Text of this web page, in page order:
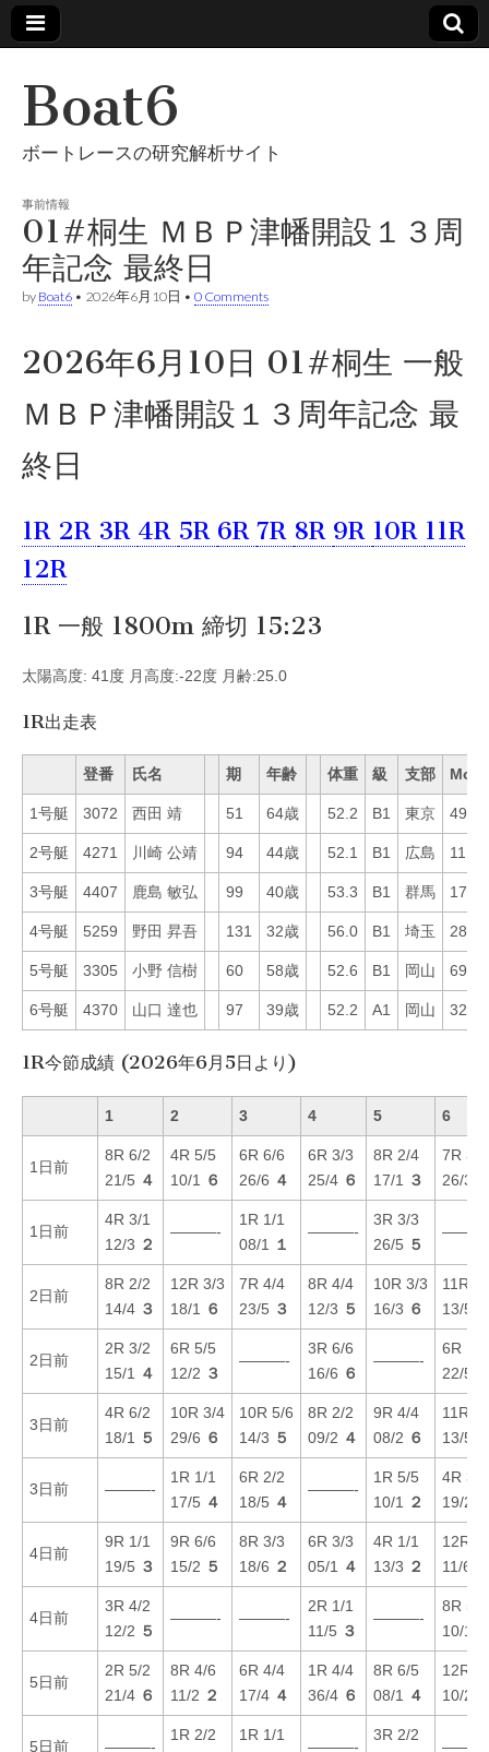
Boat6
ボートレースの研究解析サイト
事前情報
01#桐生 ＭＢＰ津幡開設１３周
年記念 最終日
by Boat6 • 2026年6月10日 • 0 Comments
2026年6月10日 01#桐生 一般
ＭＢＰ津幡開設１３周年記念 最
終日
1R 2R 3R 4R 5R 6R 7R 8R 9R 10R 11R
12R
1R 一般 1800m 締切 15:23
太陽高度: 41度 月高度:-22度 月齢:25.0
1R出走表
登番 氏名 期 年齢 体重 級 支部 Mo
1号艇 3072 西田 靖 51 64歳 52.2 B1 東京 49
2号艇 4271 川崎 公靖 94 44歳 52.1 B1 広島 11
3号艇 4407 鹿島 敏弘 99 40歳 53.3 B1 群馬 17
4号艇 5259 野田 昇吾 131 32歳 56.0 B1 埼玉 28
5号艇 3305 小野 信樹 60 58歳 52.6 B1 岡山 69
6号艇 4370 山口 達也 97 39歳 52.2 A1 岡山 32
1R今節成績 (2026年6月5日より)
1 2 3 4 5 6
1日前
8R 6/2
21/5 ４
4R 5/5
10/1
６
6R 6/6
26/6 ４
6R 3/3
25/4 ６
8R 2/4
17/1
３
7R 3/3
26/3
1日前
4R 3/1
12/3 ２
———-
1R 1/1
08/1
１
———-
3R 3/3
26/5 ５
2日前
8R 2/2
14/4 ３
12R 3/3
18/1
６
7R 4/4
23/5 ３
8R 4/4
12/3 ５
10R 3/3
16/3 ６
11R
13/5
2日前
2R 3/2
15/1
４
6R 5/5
12/2 ３
———-
3R 6/6
16/6 ６
———-
6R 1/1
22/5
3日前
4R 6/2
18/1
５
10R 3/4
29/6 ６
10R 5/6
14/3 ５
8R 2/2
09/2 ４
9R 4/4
08/2 ６
11R
13/5
3日前 ———-
1R 1/1
17/5 ４
6R 2/2
18/5 ４
———-
1R 5/5
10/1
２
4R 3/1
19/2
4日前
9R 1/1
19/5 ３
9R 6/6
15/2 ５
8R 3/3
18/6 ２
6R 3/3
05/1
４
4R 1/1
13/3 ２
12R
11/6
4日前
3R 4/2
12/2 ５
———- ———-
2R 1/1
11/5 ３
———-
8R 5/5
10/1
5日前
2R 5/2
21/4 ６
8R 4/6
11/2 ２
6R 4/4
17/4 ４
1R 4/4
36/4 ６
8R 6/5
08/1
４
12R
10/2
5日前 ———-
1R 2/2
1R 1/1
———-
3R 2/2